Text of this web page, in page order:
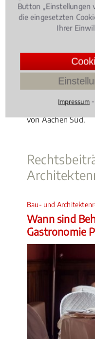
Gut zu
Streitigkeiten im
Nähe verhandelt.
Behörden ist es
Anwalt aus der
Sie deshalb einen
von Aachen Süd.
Bau- und
Wann sind
Gastronomie
Button „Einstellungen
die eingesetzten
Ihrer
Impressum ⁃